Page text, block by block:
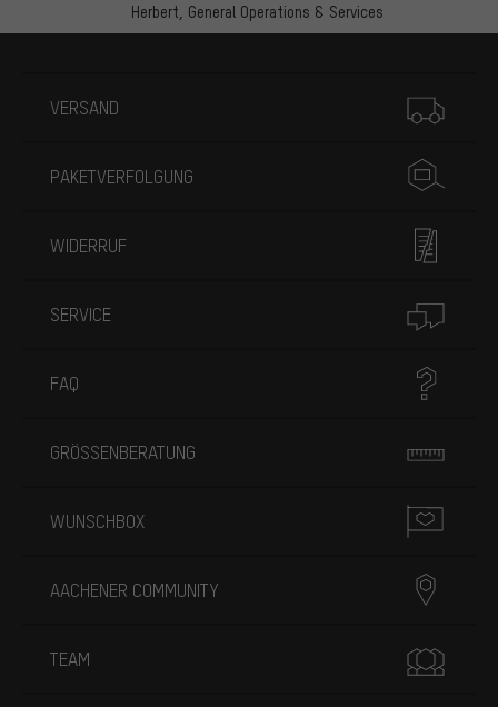
Herbert, General Operations & Services
VERSAND
PAKETVERFOLGUNG
WIDERRUF
SERVICE
FAQ
GRÖSSENBERATUNG
WUNSCHBOX
AACHENER COMMUNITY
TEAM